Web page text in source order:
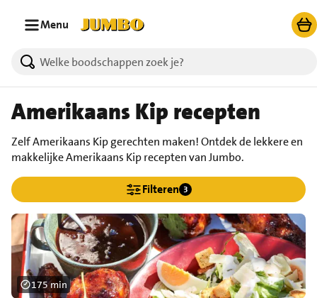
Menu
Amerikaans Kip recepten
Zelf Amerikaans Kip gerechten maken! Ontdek de lekkere en
makkelijke Amerikaans Kip recepten van Jumbo.
Filteren 3
175 min